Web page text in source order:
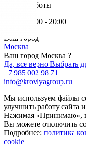
Режим работы
Пн-Пт: 9:00 - 20:00
Ваш город
Москва
Ваш город Москва ?
Да, все верно Выбрать
+7 985 002 98 71
info@krovlyagroup.ru
Мы используем файлы
улучшить работу сайта
Нажимая «Принимаю»,
Вы можете отключить
Подробнее: политика
cookie